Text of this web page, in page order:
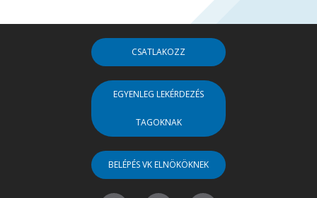
CSATLAKOZZ
EGYENLEG LEKÉRDEZÉS
TAGOKNAK
BELÉPÉS VK ELNÖKÖKNEK